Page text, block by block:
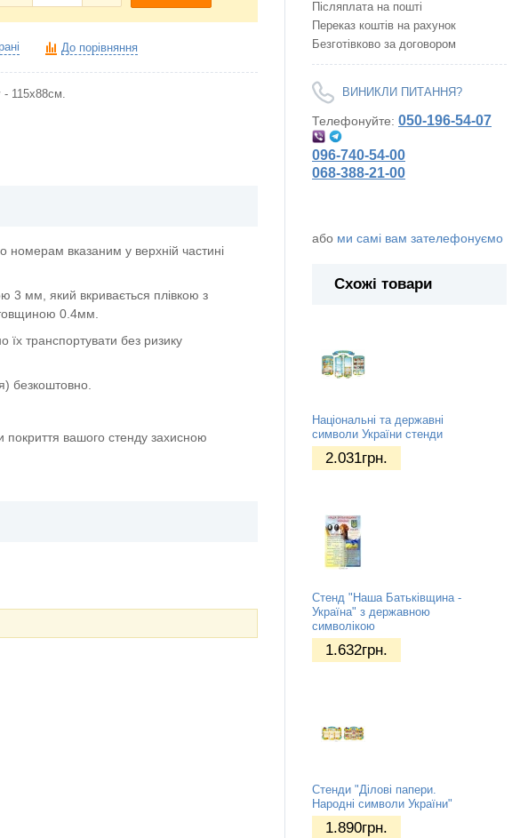
До порівняння
115х88см.
вказаним у верхній частині
3 мм, який вкривається плівкою з
0.4мм.
транспортувати без ризику
безкоштовно.
покриття вашого стенду захисною
Післяплата на пошті
Переказ коштів на рахунок
Безготівково за договором
ВИНИКЛИ ПИТАННЯ?
Телефонуйте: 050-196-54-07
096-740-54-00
068-388-21-00
або ми самі вам зателефонуємо
Схожі товари
Національні та державні
символи України стенди
2.031грн.
Стенд "Наша Батьківщина -
Україна" з державною
символікою
1.632грн.
Стенди "Ділові папери.
Народні символи України"
1.890грн.